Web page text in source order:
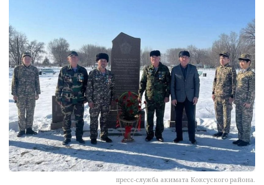
пресс-служба акимата Коксуского района.